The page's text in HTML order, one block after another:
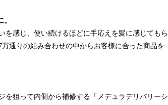
を感じ、使い続けるほどに手応えを髪に感じてもら
通りの組み合わせの中からお客様に合った商品を
を狙って内側から補修する「メデュラデリバリーシ